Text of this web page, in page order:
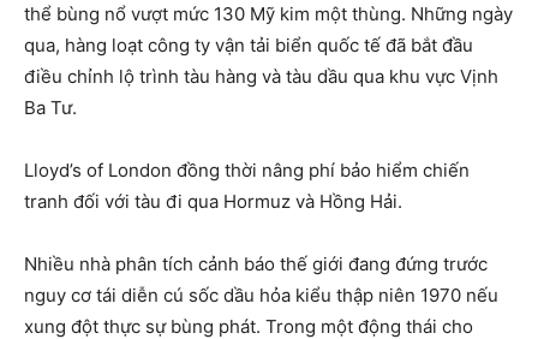
thể bùng nổ vượt mức 130 Mỹ kim một thùng. Những ngày
qua, hàng loạt công ty vận tải biển quốc tế đã bắt đầu
điều chỉnh lộ trình tàu hàng và tàu dầu qua khu vực Vịnh
Ba Tư.
Lloyd’s of London đồng thời nâng phí bảo hiểm chiến
tranh đối với tàu đi qua Hormuz và Hồng Hải.
Nhiều nhà phân tích cảnh báo thế giới đang đứng trước
nguy cơ tái diễn cú sốc dầu hỏa kiểu thập niên 1970 nếu
xung đột thực sự bùng phát. Trong một động thái cho